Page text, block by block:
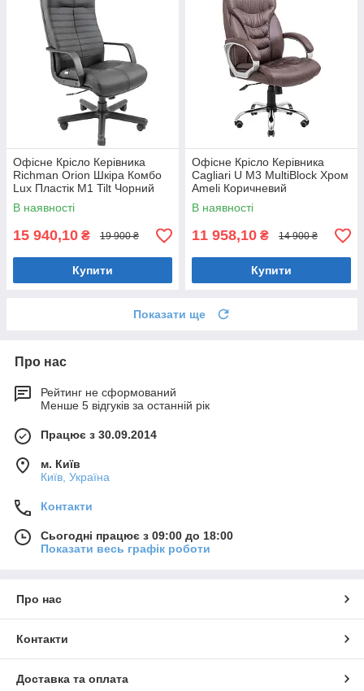
Офісне Крісло Керівника
Richman Orion Шкіра Комбо
Lux Пластік М1 Tilt Чорний
В наявності
15 940,10 ₴ 19 900 ₴
Купити
Офісне Крісло Керівника
Cagliari U М3 MultiBlock Хром
Ameli Коричневий
В наявності
11 958,10 ₴ 14 900 ₴
Купити
Показати ще
Про нас
Рейтинг не сформований
Менше 5 відгуків за останній рік
Працює з 30.09.2014
м. Київ
Київ, Україна
Контакти
Сьогодні працює з 09:00 до 18:00
Показати весь графік роботи
Про нас
Контакти
Доставка та оплата